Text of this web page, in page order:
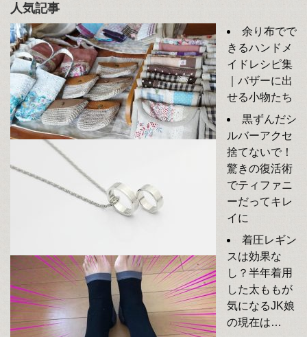
人気記事
余り布でで
きるハンドメ
イドレシピ集
｜バザーに出
せる小物たち
黒ずんだシ
ルバーアクセ
捨てないで！
驚きの復活術
でティファニ
ーだってキレ
イに
着圧レギン
スは効果な
し？半年着用
した太ももが
気になるJK娘
の現在は…